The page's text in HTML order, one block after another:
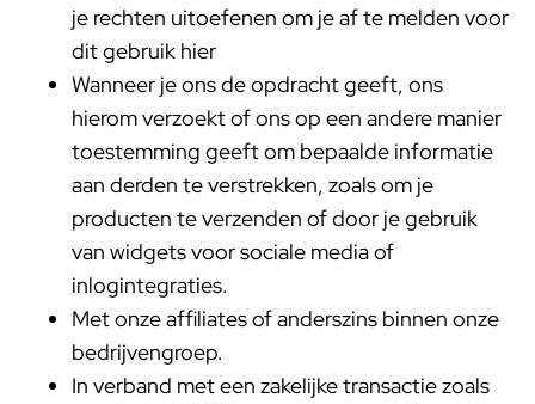
je rechten uitoefenen om je af te melden voor
dit gebruik hier
Wanneer je ons de opdracht geeft, ons
hierom verzoekt of ons op een andere manier
toestemming geeft om bepaalde informatie
aan derden te verstrekken, zoals om je
producten te verzenden of door je gebruik
van widgets voor sociale media of
inlogintegraties.
Met onze affiliates of anderszins binnen onze
bedrijvengroep.
In verband met een zakelijke transactie zoals